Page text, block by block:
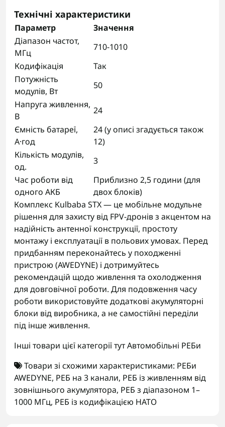
Технічні характеристики
Параметр
Значення
Діапазон частот,
МГц
710-1010
Кодифікація
Так
Потужність
модулів, Вт
50
Напруга живлення,
В
24
Ємність батареї,
А·год
24 (у описі згадується також
12)
Кількість модулів,
од.
3
Час роботи від
одного АКБ
Приблизно 2,5 години (для
двох блоків)
Комплекс Kulbaba STX — це мобільне модульне
рішення для захисту від FPV-дронів з акцентом на
надійність антенної конструкції, простоту
монтажу і експлуатації в польових умовах. Перед
придбанням переконайтесь у походженні
пристрою (AWEDYNE) і дотримуйтесь
рекомендацій щодо живлення та охолодження
для довговічної роботи. Для подовження часу
роботи використовуйте додаткові акумуляторні
блоки від виробника, а не самостійні переділи
під інше живлення.
Інші товари цієї категорії тутАвтомобільні РЕБи
Товари зі схожими характеристиками: РЕБи
AWEDYNE, РЕБ на 3 канали, РЕБ із живленням від
зовнішнього акумулятора, РЕБ з діапазоном 1–
1000 МГц, РЕБ із кодифікацією НАТО